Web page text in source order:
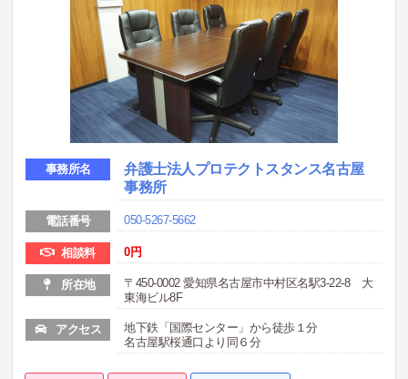
事務所名
弁護士法人プロテクトスタンス名古屋
事務所
電話番号 050-5267-5662
相談料 0円
所在地
〒450-0002 愛知県名古屋市中村区名駅3-22-8 大
東海ビル8F
アクセス
地下鉄「国際センター」から徒歩１分
名古屋駅桜通口より同６分